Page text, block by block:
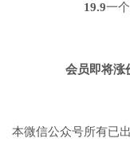
19.9一
会员即将涨
本微信公众号所有已